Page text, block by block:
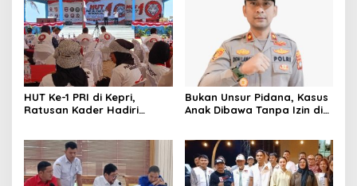
HUT Ke-1 PRI di Kepri,
Ratusan Kader Hadiri
Bukan Unsur Pidana, Kasus
Anak Dibawa Tanpa Izin di